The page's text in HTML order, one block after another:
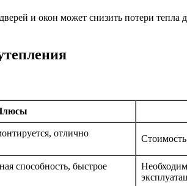
и окон может снизить потери
отлично
способность, быстрое